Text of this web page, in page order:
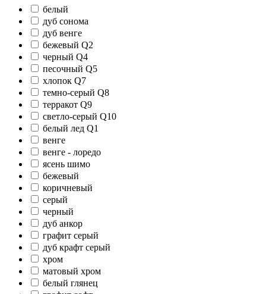
белый
дуб сонома
дуб венге
бежевый Q2
черный Q4
песочный Q5
хлопок Q7
темно-серый Q8
терракот Q9
светло-серый Q10
белый лед Q1
венге
венге - лоредо
ясень шимо
бежевый
коричневый
серый
черный
дуб анкор
графит серый
дуб крафт серый
хром
матовый хром
белый глянец